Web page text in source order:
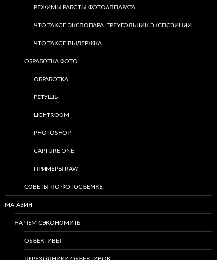
РЕЖИМЫ РАБОТЫ ФОТОАППАРАТА
ЧТО ТАКОЕ ЭКСПОПАРА. ТРЕУГОЛЬНИК ЭКСПОЗИЦИИ
ЧТО ТАКОЕ ВЫДЕРЖКА
ОБРАБОТКА ФОТО
ОБРАБОТКА
РЕТУШЬ
LIGHTROOM
PHOTOSHOP
CAPTURE ONE
ПРИМЕРЫ RAW
СОВЕТЫ ПО ФОТОСЪЕМКЕ
МАГАЗИН
НА ЧЕМ СЭКОНОМИТЬ
ОБЪЕКТИВЫ
ПЕРЕХОДНИКИ ОБЪЕКТИВОВ